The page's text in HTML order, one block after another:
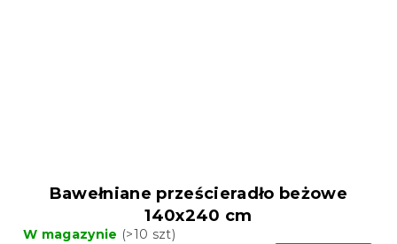
Bawełniane prześcieradło beżowe
140x240 cm
W magazynie (>10 szt)